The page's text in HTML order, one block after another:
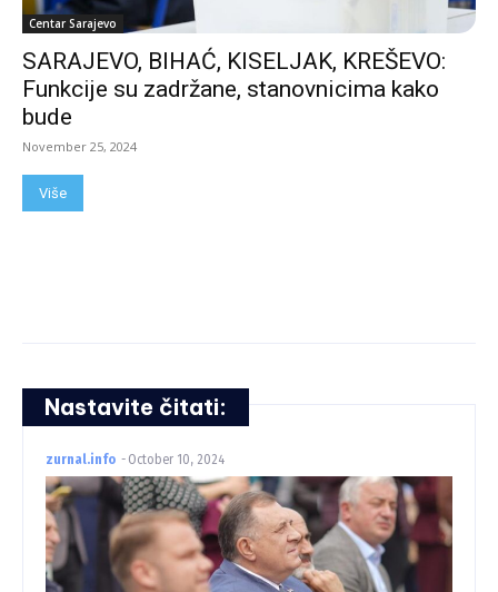
Centar Sarajevo
SARAJEVO, BIHAĆ, KISELJAK, KREŠEVO:
Funkcije su zadržane, stanovnicima kako
bude
November 25, 2024
Više
Nastavite čitati:
zurnal.info - October 10, 2024